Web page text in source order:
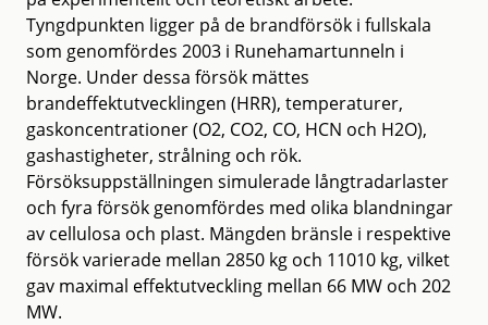
Tyngdpunkten ligger på de brandförsök i fullskala
som genomfördes 2003 i Runehamartunneln i
Norge. Under dessa försök mättes
brandeffektutvecklingen (HRR), temperaturer,
gaskoncentrationer (O2, CO2, CO, HCN och H2O),
gashastigheter, strålning och rök.
Försöksuppställningen simulerade långtradarlaster
och fyra försök genomfördes med olika blandningar
av cellulosa och plast. Mängden bränsle i respektive
försök varierade mellan 2850 kg och 11010 kg, vilket
gav maximal effektutveckling mellan 66 MW och 202
MW.